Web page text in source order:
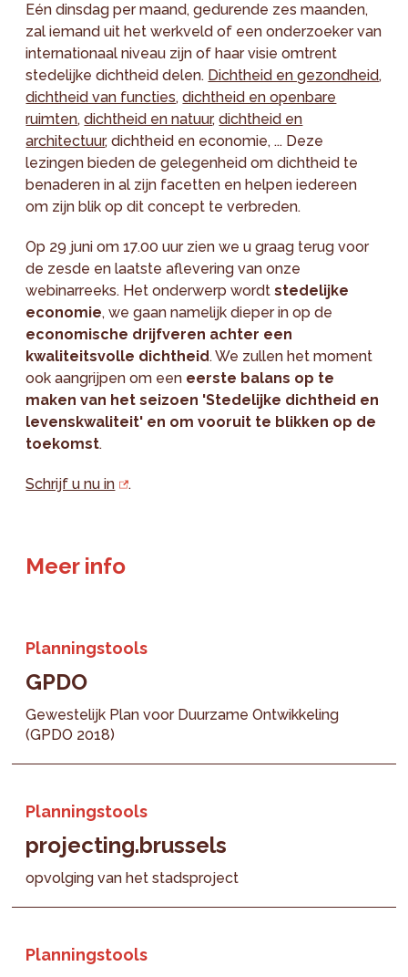
Eén dinsdag per maand, gedurende zes maanden,
zal iemand uit het werkveld of een onderzoeker van
internationaal niveau zijn of haar visie omtrent
stedelijke dichtheid delen. Dichtheid en gezondheid,
dichtheid van functies,dichtheid en openbare
ruimten,dichtheid en natuur,dichtheid en
architectuur, dichtheid en economie, ... Deze
lezingen bieden de gelegenheid om dichtheid te
benaderen in al zijn facetten en helpen iedereen
om zijn blik op dit concept te verbreden.
Op 29 juni om 17.00 uur zien we u graag terug voor
de zesde en laatste aflevering van onze
webinarreeks. Het onderwerp wordtstedelijke
economie, we gaan namelijk dieper in op de
economische drijfveren achter een
kwaliteitsvolle dichtheid. We zullen het moment
ook aangrijpen om een eerste balans op te
maken van het seizoen 'Stedelijke dichtheid en
levenskwaliteit' en om vooruit te blikken op de
toekomst.
Schrijf u nu in .
Meer info
Planningstools
GPDO
Gewestelijk Plan voor Duurzame Ontwikkeling
(GPDO 2018)
Planningstools
projecting.brussels
opvolging van het stadsproject
Planningstools